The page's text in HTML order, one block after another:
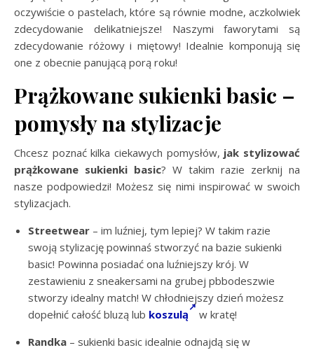
oczywiście o pastelach, które są równie modne, aczkolwiek
zdecydowanie delikatniejsze! Naszymi faworytami są
zdecydowanie różowy i miętowy! Idealnie komponują się
one z obecnie panującą porą roku!
Prążkowane sukienki basic –
pomysły na stylizacje
Chcesz poznać kilka ciekawych pomysłów, jak stylizować
prążkowane sukienki basic? W takim razie zerknij na
nasze podpowiedzi! Możesz się nimi inspirować w swoich
stylizacjach.
Streetwear – im luźniej, tym lepiej? W takim razie
swoją stylizację powinnaś stworzyć na bazie sukienki
basic! Powinna posiadać ona luźniejszy krój. W
zestawieniu z sneakersami na grubej pbbodeszwie
stworzy idealny match! W chłodniejszy dzień możesz
dopełnić całość bluzą lub koszulą
w kratę!
Randka – sukienki basic idealnie odnajdą się w